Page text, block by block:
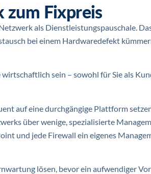
zum Fixpreis
als Dienstleistungspauschale.
bei einem Hardwaredefekt
sein – sowohl für Sie als
auf eine durchgängige Plattform
über wenige, spezialisierte
und jede Firewall ein eigenes
lösen, bevor ein aufwendiger